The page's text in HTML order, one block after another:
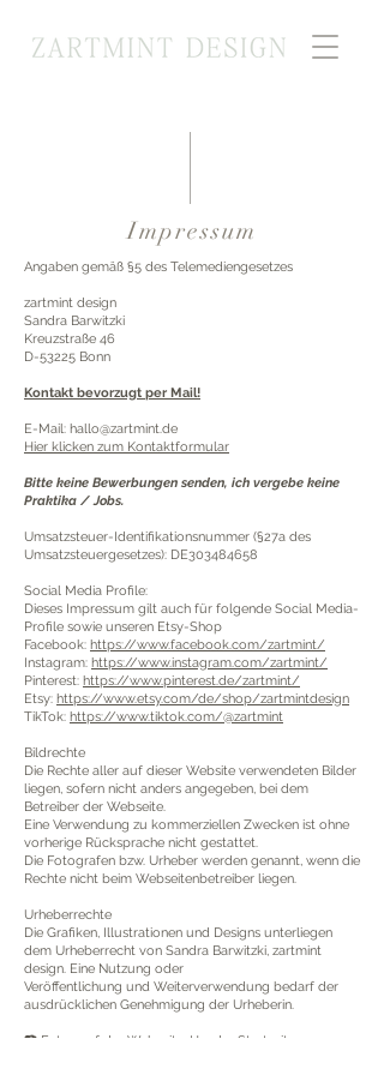
Impressum
Angaben gemäß §5 des Telemediengesetzes
zartmint design
Sandra Barwitzki
Kreuzstraße 46
D-53225 Bonn
Kontakt bevorzugt per Mail!
E-Mail: hallo@zartmint.de
Hier klicken zum Kontaktformular
Bitte keine Bewerbungen senden, ich vergebe keine
Praktika / Jobs.
Umsatzsteuer-Identifikationsnummer (§27a des
Umsatzsteuergesetzes): DE303484658
Social Media Profile:
Dieses Impressum gilt auch für folgende Social Media-
Profile sowie unseren Etsy-Shop
Facebook: https://www.facebook.com/zartmint/
Instagram: https://www.instagram.com/zartmint/
Pinterest: https://www.pinterest.de/zartmint/
Etsy: https://www.etsy.com/de/shop/zartmintdesign
TikTok: https://www.tiktok.com/@zartmint
Bildrechte
Die Rechte aller auf dieser Website verwendeten Bilder
liegen, sofern nicht anders angegeben, bei dem
Betreiber der Webseite.
Eine Verwendung zu kommerziellen Zwecken ist ohne
vorherige Rücksprache nicht gestattet.
Die Fotografen bzw. Urheber werden genannt, wenn die
Rechte nicht beim Webseitenbetreiber liegen.
Urheberrechte
Die Grafiken, Illustrationen und Designs unterliegen
dem Urheberrecht von Sandra Barwitzki, zartmint
design. Eine Nutzung oder
Veröffentlichung und Weiterverwendung bedarf der
ausdrücklichen Genehmigung der Urheberin.
📷 Fotos auf der Webseite: Header Startseite +